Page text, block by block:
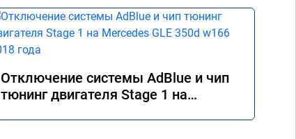
Отключение системы AdBlue и чип
тюнинг двигателя Stage 1 на